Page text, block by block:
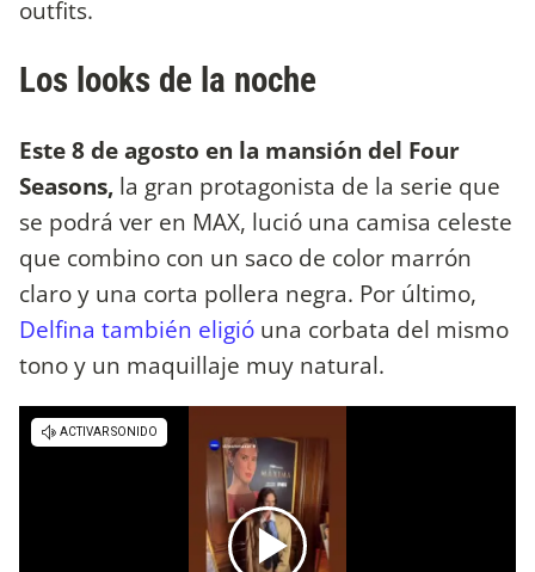
outfits.
Los looks de la noche
Este 8 de agosto en la mansión del Four
Seasons, la gran protagonista de la serie que
se podrá ver en MAX, lució una camisa celeste
que combino con un saco de color marrón
claro y una corta pollera negra. Por último,
Delfina también eligió una corbata del mismo
tono y un maquillaje muy natural.